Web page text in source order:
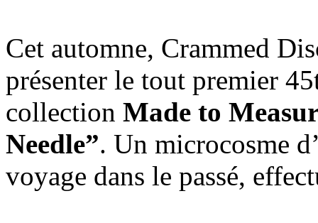
Cet automne, Crammed
présenter le tout premier
collection Made to
Needle”. Un microcosme
voyage dans le passé,